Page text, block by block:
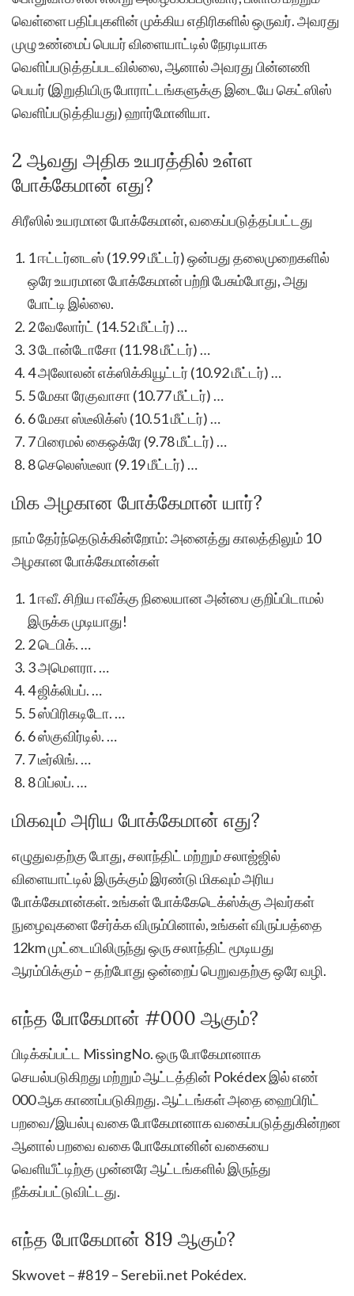
வெள்ளை பதிப்புகளின் முக்கிய எதிரிகளில் ஒருவர். அவரது
முழு உண்மைப் பெயர் விளையாட்டில் நேரடியாக
வெளிப்படுத்தப்படவில்லை, ஆனால் அவரது பின்னணி
பெயர் (இறுதியிரு போராட்டங்களுக்கு இடையே கெட்ஸிஸ்
வெளிப்படுத்தியது) ஹார்மோனியா.
2 ஆவது அதிக உயரத்தில் உள்ள
போக்கேமான் எது?
சிரீஸில் உயரமான போக்கேமான், வகைப்படுத்தப்பட்டது
1 ஈட்டர்னடஸ் (19.99 மீட்டர்) ஒன்பது தலைமுறைகளில்
ஒரே உயரமான போக்கேமான் பற்றி பேசும்போது, அது
போட்டி இல்லை.
2 வேலோர்ட் (14.52 மீட்டர்) …
3 டோன்டோசோ (11.98 மீட்டர்) …
4 அலோலன் எக்ஸிக்கியூட்டர் (10.92 மீட்டர்) …
5 மேகா ரேகுவாசா (10.77 மீட்டர்) …
6 மேகா ஸ்டீலிக்ஸ் (10.51 மீட்டர்) …
7 பிரைமல் கைஒக்ரே (9.78 மீட்டர்) …
8 செலெஸ்டீலா (9.19 மீட்டர்) …
மிக அழகான போக்கேமான் யார்?
நாம் தேர்ந்தெடுக்கின்றோம்: அனைத்து காலத்திலும் 10
அழகான போக்கேமான்கள்
1 ஈவீ. சிறிய ஈவீக்கு நிலையான அன்பை குறிப்பிடாமல்
இருக்க முடியாது!
2 டெபிக். …
3 அமௌரா. …
4 ஜிக்லிபப். …
5 ஸ்பிரிகடிடோ. …
6 ஸ்குவிர்டில். …
7 டீர்லிங். …
8 பிப்லப். …
மிகவும் அரிய போக்கேமான் எது?
எழுதுவதற்கு போது, சலாந்திட் மற்றும் சலாஜ்ஜில்
விளையாட்டில் இருக்கும் இரண்டு மிகவும் அரிய
போக்கேமான்கள். உங்கள் போக்கேடெக்ஸ்க்கு அவர்கள்
நுழைவுகளை சேர்க்க விரும்பினால், உங்கள் விருப்பத்தை
12km முட்டையிலிருந்து ஒரு சலாந்திட் மூடியது
ஆரம்பிக்கும் – தற்போது ஒன்றைப் பெறுவதற்கு ஒரே வழி.
எந்த போகேமான் #000 ஆகும்?
பிடிக்கப்பட்ட MissingNo. ஒரு போகேமானாக
செயல்படுகிறது மற்றும் ஆட்டத்தின் Pokédex இல் எண்
000 ஆக காணப்படுகிறது. ஆட்டங்கள் அதை ஹைபிரிட்
பறவை/இயல்பு வகை போகேமானாக வகைப்படுத்துகின்றன
ஆனால் பறவை வகை போகேமானின் வகையை
வெளியீட்டிற்கு முன்னரே ஆட்டங்களில் இருந்து
நீக்கப்பட்டுவிட்டது.
எந்த போகேமான் 819 ஆகும்?
Skwovet – #819 – Serebii.net Pokédex.